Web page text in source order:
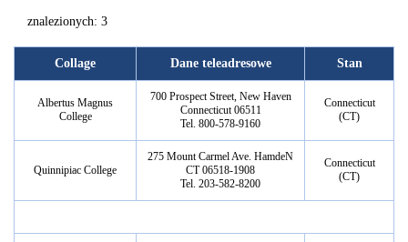
znalezionych: 3
Collage Dane teleadresowe Stan
Albertus Magnus
College
700 Prospect Street, New Haven
Connecticut 06511
Tel. 800-578-9160
Connecticut
(CT)
Quinnipiac College
275 Mount Carmel Ave. HamdeN
CT 06518-1908
Tel. 203-582-8200
Connecticut
(CT)